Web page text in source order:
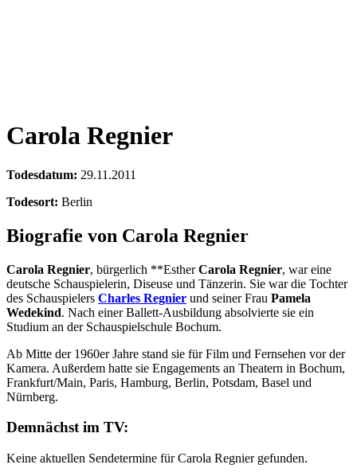
Carola Regnier
Todesdatum: 29.11.2011
Todesort: Berlin
Biografie von Carola Regnier
Carola Regnier, bürgerlich **EstherCarola Regnier, war eine
deutsche Schauspielerin, Diseuse und Tänzerin. Sie war die Tochter
des Schauspielers Charles Regnier und seiner Frau Pamela
Wedekind. Nach einer Ballett-Ausbildung absolvierte sie ein
Studium an der Schauspielschule Bochum.
Ab Mitte der 1960er Jahre stand sie für Film und Fernsehen vor der
Kamera. Außerdem hatte sie Engagements an Theatern in Bochum,
Frankfurt/Main, Paris, Hamburg, Berlin, Potsdam, Basel und
Nürnberg.
Demnächst im TV:
Keine aktuellen Sendetermine für Carola Regnier gefunden.